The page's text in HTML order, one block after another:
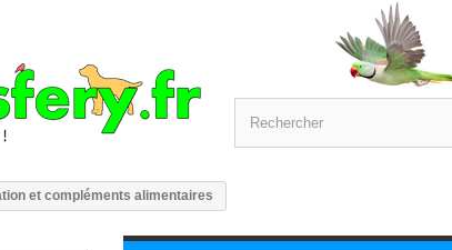
et compléments alimentaires